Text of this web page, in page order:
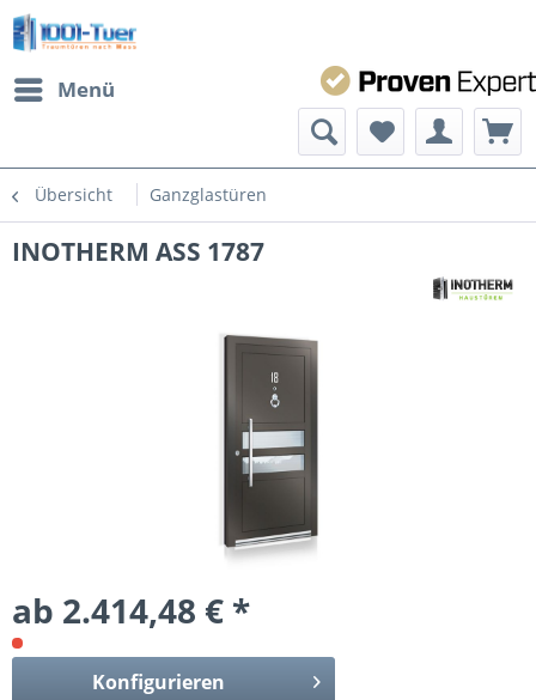
Menü
Übersicht Ganzglastüren
INOTHERM ASS 1787
ab 2.414,48 € *
Konfigurieren